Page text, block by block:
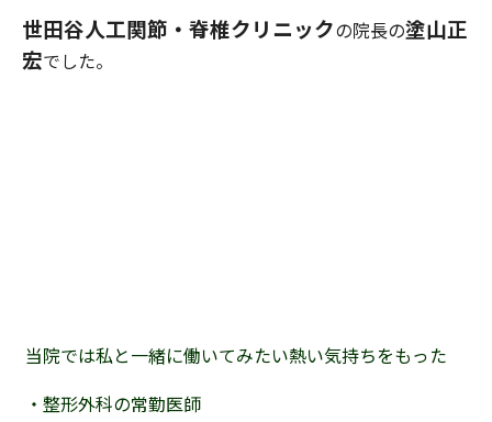
世田谷人工関節・脊椎クリニックの院長の塗山正
宏でした。
当院では私と一緒に働いてみたい熱い気持ちをもった
・整形外科の常勤医師